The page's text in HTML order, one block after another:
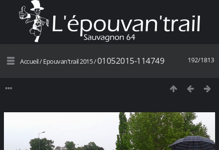
192/1813
Accueil/Epouvan'trail 2015/01052015-114749